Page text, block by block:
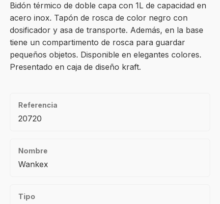
Bidón térmico de doble capa con 1L de capacidad en
acero inox. Tapón de rosca de color negro con
dosificador y asa de transporte. Además, en la base
tiene un compartimento de rosca para guardar
pequeños objetos. Disponible en elegantes colores.
Presentado en caja de diseño kraft.
Referencia
20720
Nombre
Wankex
Tipo